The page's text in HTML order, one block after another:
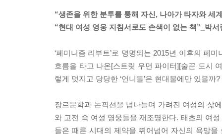
“생존을 위한 분투를 통해 자신, 나아가 타자와 세
“현대 여성 영웅 지침서로도 손색이 없는 책”_박서
‘페미니즘 리부트’로 명명되는 2015년 이후의 페
흐름을 타고 나온[스트릿 우먼 파이터][술꾼 도시
렇게 멋지고 당당한 ‘언니들’은 현대물에만 있을까
장르문학과 논픽션을 넘나들며 가려진 여성의 삶
와 고전 속 여성 영웅들을 재조명한다. 태초의 여
들은 때론 시대의 제약을 뛰어넘어 자신의 욕망